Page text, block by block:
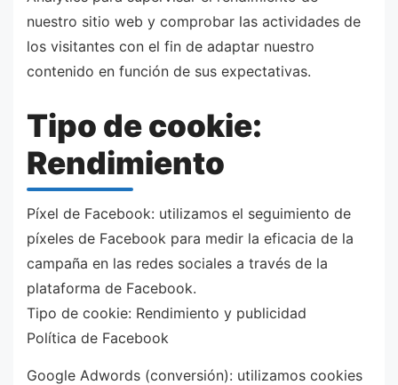
nuestro sitio web y comprobar las actividades de
los visitantes con el fin de adaptar nuestro
contenido en función de sus expectativas.
Tipo de cookie:
Rendimiento
Píxel de Facebook: utilizamos el seguimiento de
píxeles de Facebook para medir la eficacia de la
campaña en las redes sociales a través de la
plataforma de Facebook.
Tipo de cookie: Rendimiento y publicidad
Política de Facebook
Google Adwords (conversión): utilizamos cookies